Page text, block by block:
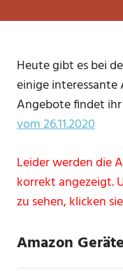
Heute gibt es bei
einige interessante
Angebote findet
vom 26.11.2020
Leider werden die
korrekt angezeigt.
zu sehen, klicken
Amazon